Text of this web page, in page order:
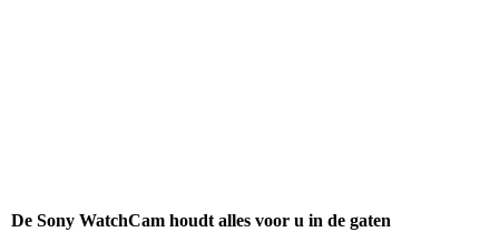
De Sony WatchCam houdt alles voor u in de gaten